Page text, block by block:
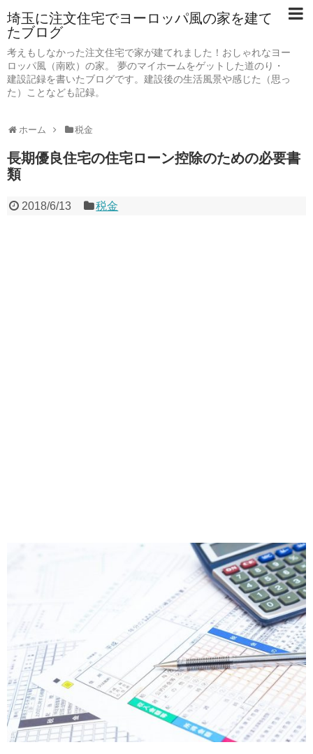
埼玉に注文住宅でヨーロッパ風の家を建て
たブログ
考えもしなかった注文住宅で家が建てれました！おしゃれなヨー
ロッパ風（南欧）の家。 夢のマイホームをゲットした道のり・
建設記録を書いたブログです。建設後の生活風景や感じた（思っ
た）ことなども記録。
ホーム 税金
長期優良住宅の住宅ローン控除のための必要書
類
2018/6/13 税金